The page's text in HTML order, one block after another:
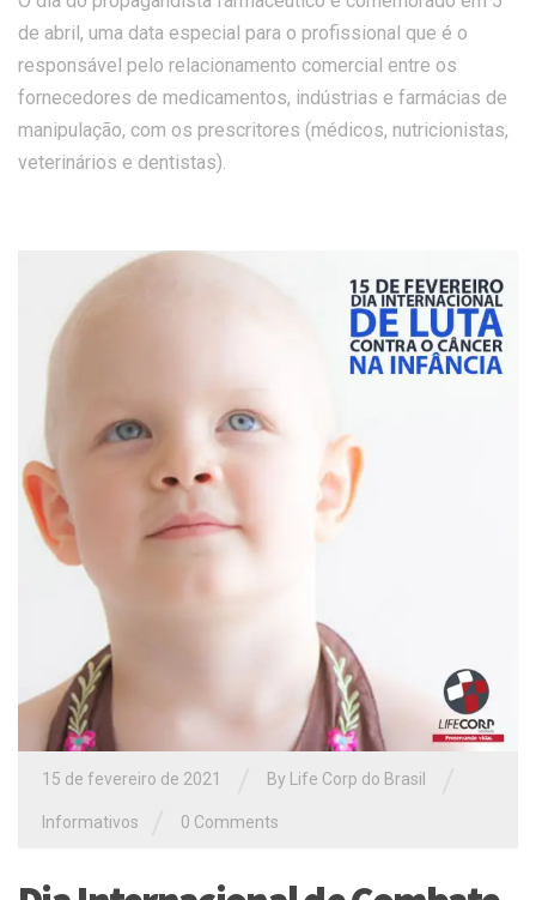
de abril, uma data especial para o profissional que é o
responsável pelo relacionamento comercial entre os
fornecedores de medicamentos, indústrias e farmácias de
manipulação, com os prescritores (médicos, nutricionistas,
veterinários e dentistas).
15 de fevereiro de 2021 By Life Corp do Brasil
Informativos 0 Comments